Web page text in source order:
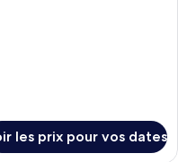
les prix pour vos dates